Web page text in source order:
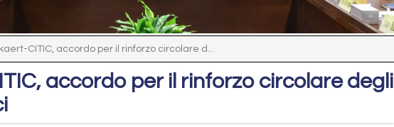
CITIC, accordo per il rinforzo circolare d...
accordo per il rinforzo circolare degli